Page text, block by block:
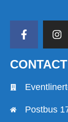
CONTACT
Postbus